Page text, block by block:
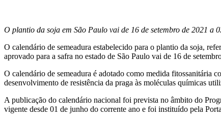
O plantio da soja em São Paulo vai de 16 de setembro de 2021 a
O calendário de semeadura estabelecido para o plantio da soja,
aprovado para a safra no estado de São Paulo vai de 16 de
O calendário de semeadura é adotado como medida fitossanitária
desenvolvimento de resistência da praga às moléculas químicas
A publicação do calendário nacional foi prevista no âmbito do
vigente desde 01 de junho do corrente ano e foi instituído pela